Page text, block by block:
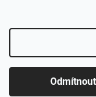
Odmítnout